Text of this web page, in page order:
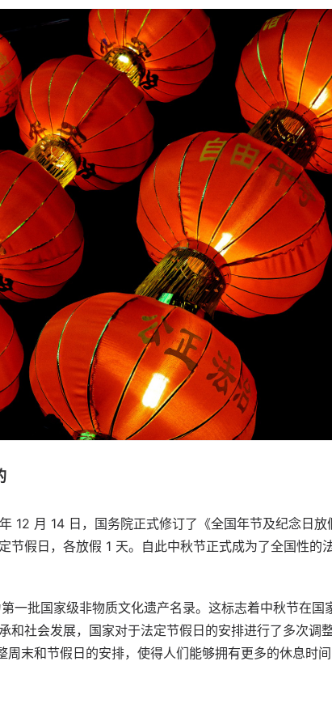
12 月 14 日，国务院正式修订了《全国年节及纪念日放
节假日，各放假 1 天。自此中秋节正式成为了全国性的
一批国家级非物质文化遗产名录。这标志着中秋节在国
和社会发展，国家对于法定节假日的安排进行了多次调
周末和节假日的安排，使得人们能够拥有更多的休息时